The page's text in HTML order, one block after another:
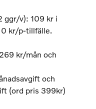
ggr/v): 109 kr i
0 kr/p-tillfälle.
kr/mån och
och
(ord pris 399kr)